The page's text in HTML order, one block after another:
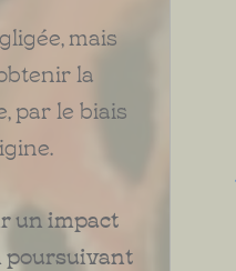
mais
la
par le biais
un impact
poursuivant